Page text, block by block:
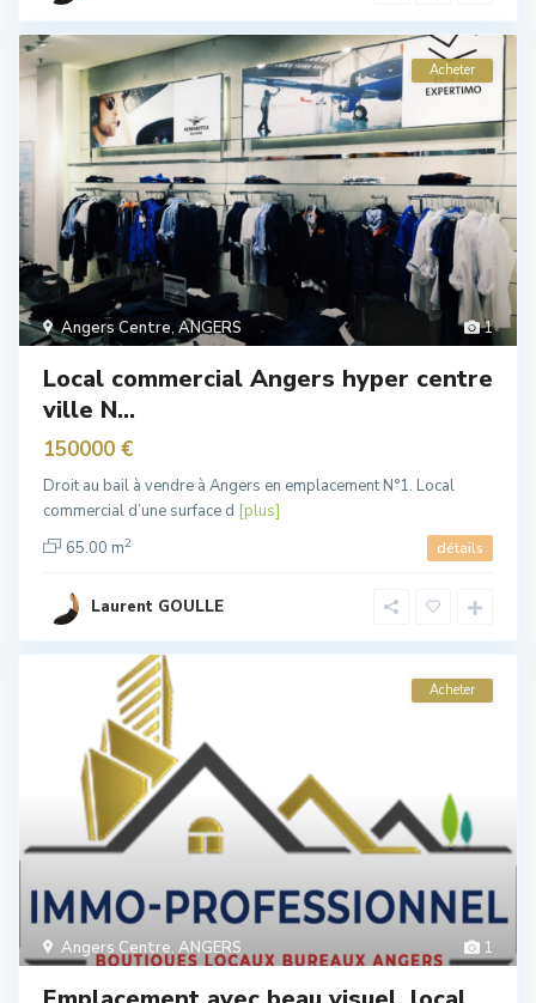
1
Angers Centre,ANGERS
Acheter
Local commercial Angers hyper centre
ville N...
150000 €
Droit au bail à vendre à Angers en emplacement N°1. Local
commercial d’une surface d [plus]
65.00 m2 détails
Laurent GOULLE
1
Angers Centre, ANGERS
Acheter